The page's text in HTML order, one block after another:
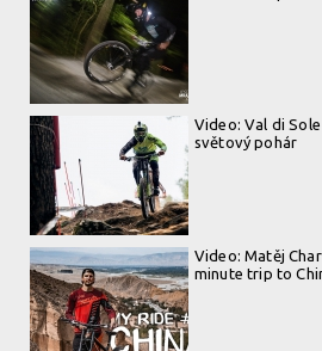
Video: Val di
světový pohár
Video: Matěj
minute trip to